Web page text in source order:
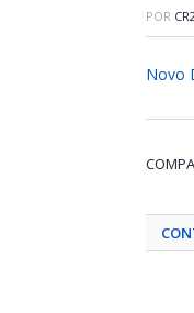
POR
Novo